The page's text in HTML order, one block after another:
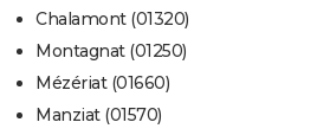
Chalamont (01320)
Montagnat (01250)
Mézériat (01660)
Manziat (01570)